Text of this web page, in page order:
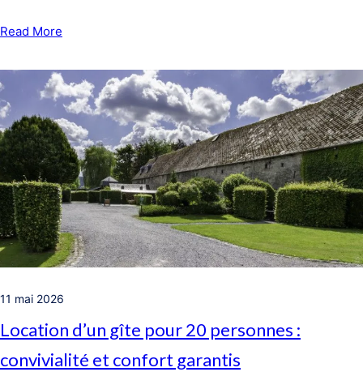
Read More
11 mai 2026
Location d’un gîte pour 20 personnes :
convivialité et confort garantis